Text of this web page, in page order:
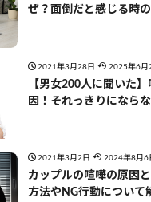
ぜ？面倒だと感じる時
2021年3月28日 2025年6月
【男女200人に聞いた
因！それっきりになら
2021年3月2日 2024年8月6
カップルの喧嘩の原因
方法やNG行動について